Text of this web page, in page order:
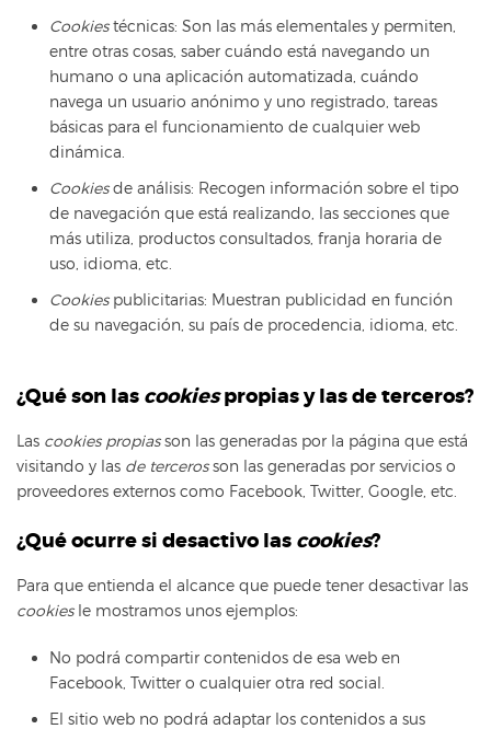
Cookiestécnicas: Son las más elementales y permiten,
entre otras cosas, saber cuándo está navegando un
humano o una aplicación automatizada, cuándo
navega un usuario anónimo y uno registrado, tareas
básicas para el funcionamiento de cualquier web
dinámica.
Cookiesde análisis: Recogen información sobre el tipo
de navegación que está realizando, las secciones que
más utiliza, productos consultados, franja horaria de
uso, idioma, etc.
Cookiespublicitarias: Muestran publicidad en función
de su navegación, su país de procedencia, idioma, etc.
¿Qué son las cookiespropias y las de terceros?
Las cookies propiasson las generadas por la página que está
visitando y las de tercerosson las generadas por servicios o
proveedores externos como Facebook, Twitter, Google, etc.
¿Qué ocurre si desactivo las cookies?
Para que entienda el alcance que puede tener desactivar las
cookiesle mostramos unos ejemplos:
No podrá compartir contenidos de esa web en
Facebook, Twitter o cualquier otra red social.
El sitio web no podrá adaptar los contenidos a sus